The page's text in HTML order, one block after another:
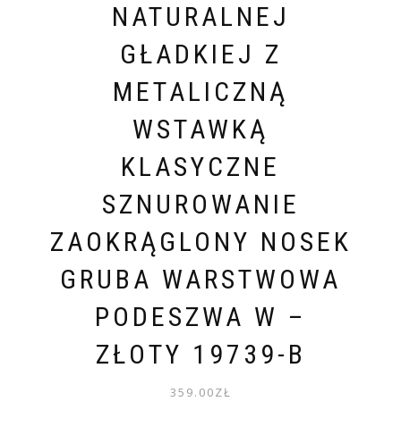
NATURALNEJ
GŁADKIEJ Z
METALICZNĄ
WSTAWKĄ
KLASYCZNE
SZNUROWANIE
ZAOKRĄGLONY NOSEK
GRUBA WARSTWOWA
PODESZWA W –
ZŁOTY 19739-B
359.00ZŁ